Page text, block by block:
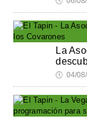
La
🕔 04/